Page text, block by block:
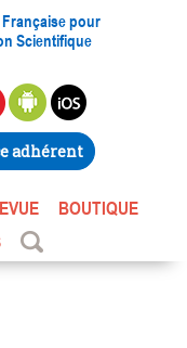
pour
Scientifique
adhérent
BOUTIQUE